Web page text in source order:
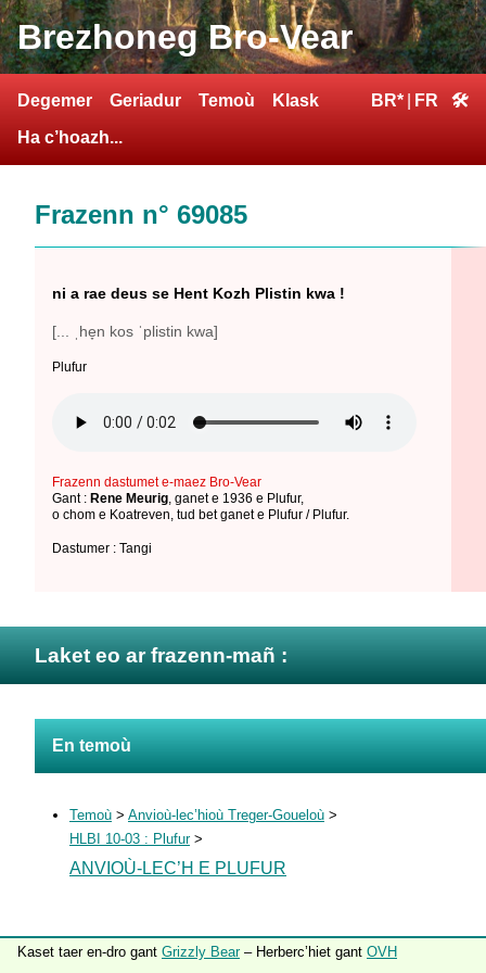
Brezhoneg Bro-Vear
Degemer Geriadur Temoù
Klask
Ha c’hoazh...
BR* FR 🛠
Frazenn n° 69085
ni a rae deus se Hent Kozh Plistin kwa !
[... ˌhe̞n kos ˈplistin kwa]
Plufur
Frazenn dastumet e-maez Bro-Vear
Gant : Rene Meurig ganet e 1936 e Plufur,
o chom e Koatreven tud bet ganet e Plufur / Plufur.
Dastumer : Tangi
Laket eo ar frazenn-mañ :
En temoù
Temoù > Anvioù-lec’hioù Treger-Goueloù >
HLBI 10-03 : Plufur>
ANVIOÙ-LEC’H E PLUFUR
Kaset taer en-dro gant Grizzly Bear– Herberc’hiet gant OVH